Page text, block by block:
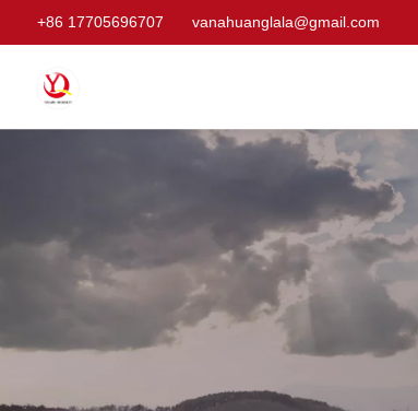
+86 17705696707 vanahuanglala@gmail.com